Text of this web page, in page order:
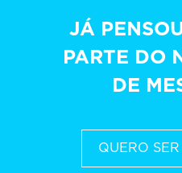
JÁ
PARTE DO
DE
QUERO